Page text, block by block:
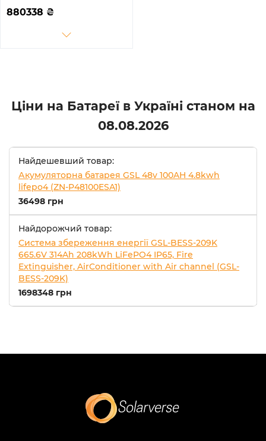
(BOS-B-PRO-128kWh)
880338 ₴
Ціни на Батареї в Україні станом на
08.08.2026
Найдешевший товар:
Акумуляторна батарея GSL 48v 100AH 4.8kwh
lifepo4 (ZN-P48100ESA1)
36498 грн
Найдорожчий товар:
Система збереження енергії GSL-BESS-209K
665.6V 314Ah 208kWh LiFePO4 IP65, Fire
Extinguisher, AirConditioner with Air channel (GSL-
BESS-209K)
1698348 грн